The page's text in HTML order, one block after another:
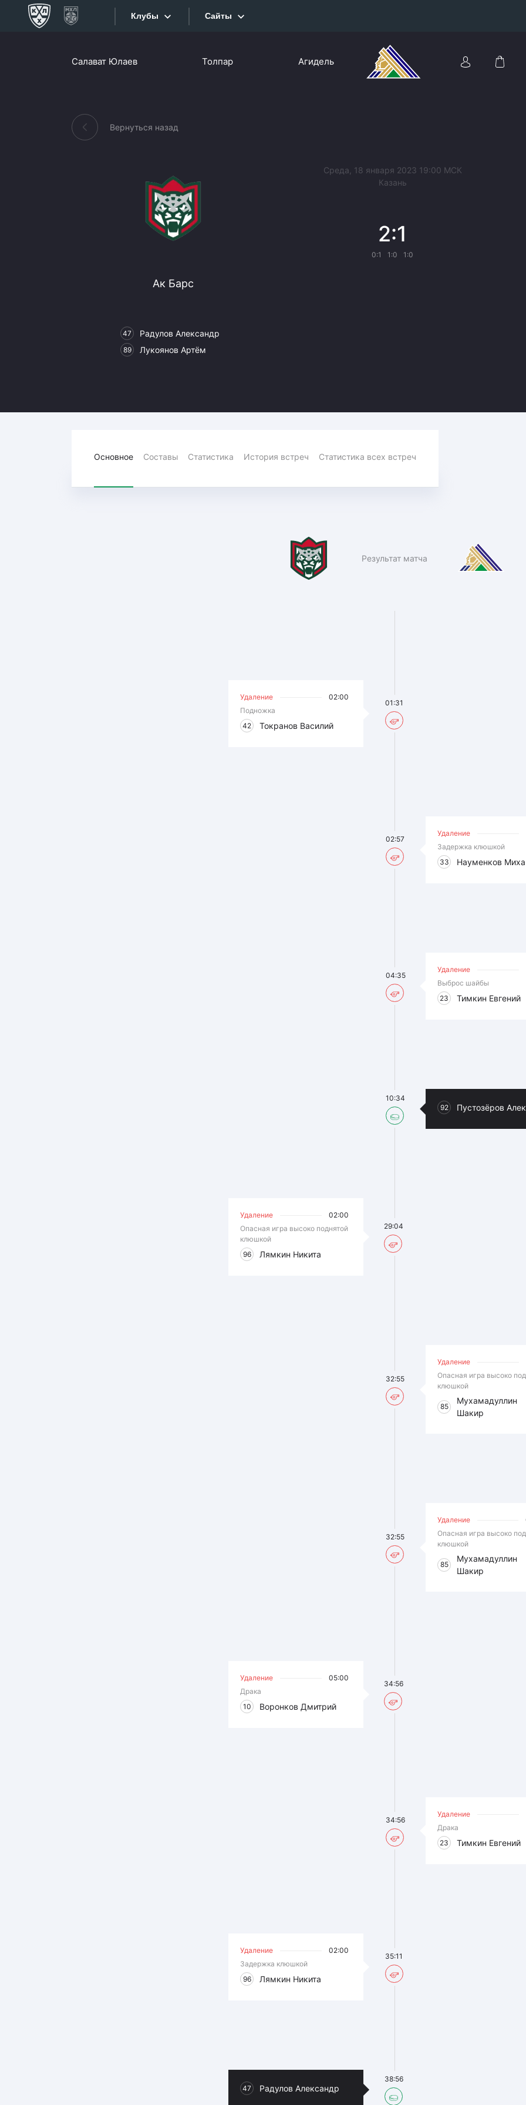
Клубы
Конференция «Запад»
ХК Сочи
Дивизион Тарасова
Динамо Мн
Северсталь
Конференция «Восток»
Сайты
Сайты
Салават Юлаев Толпар Агидель
Вернуться назад
Ак Барс
47 Радулов Александр
89 Лукоянов Артём
Среда, 18 января 2023 19:00 МСК
Казань
2:1
0:1 1:0 1:0
Основное Составы Статистика История встреч Статистика всех встреч
Результат матча
Удаление
02:00
Подножка
42
Токранов Василий
01:31
Удаление
Задержка клюшкой
33
Науменков
02:57
Удаление
Выброс шайбы
23
Тимкин Евгений
04:35
92 Пустозёров
10:34
Удаление
02:00
Опасная игра высоко поднятой
клюшкой
96
Лямкин Никита
29:04
Удаление
Опасная игра высоко
клюшкой
85
Мухамадуллин
Шакир
32:55
Удаление
Опасная игра высоко
клюшкой
85
Мухамадуллин
Шакир
32:55
Удаление
05:00
Драка
10
Воронков Дмитрий
34:56
Удаление
Драка
23
Тимкин Евгений
34:56
Удаление
02:00
Задержка клюшкой
96
Лямкин Никита
35:11
47 Радулов Александр
38:56